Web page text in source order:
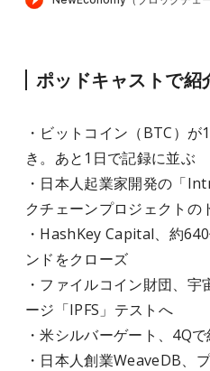
ポッドキャストで紹
・ビットコイン（BTC）
き。あと1日で記録に並ぶ
・日本人起業家開発の「
クチェーンプロジェクトの
・HashKey Capital、約
ンドをクローズ
・ファイルコイン財団、
ージ「IPFS」テストへ
・米シルバーゲート、4Q
・日本人創業WeaveDB、